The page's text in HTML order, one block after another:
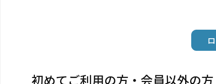
初めてご利用の方・会員以外の方